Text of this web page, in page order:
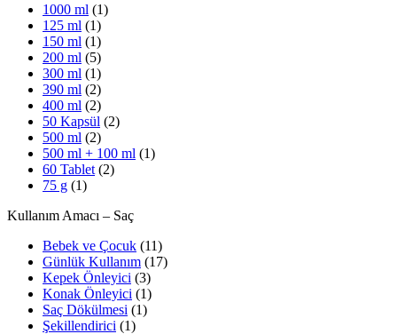
1000 ml (1)
125 ml (1)
150 ml (1)
200 ml (5)
300 ml (1)
390 ml (2)
400 ml (2)
50 Kapsül (2)
500 ml (2)
500 ml + 100 ml (1)
60 Tablet (2)
75 g (1)
Kullanım Amacı – Saç
Bebek ve Çocuk (11)
Günlük Kullanım (17)
Kepek Önleyici (3)
Konak Önleyici (1)
Saç Dökülmesi (1)
Şekillendirici (1)